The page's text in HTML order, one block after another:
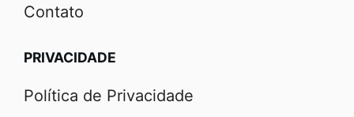
Contato
PRIVACIDADE
Política de Privacidade